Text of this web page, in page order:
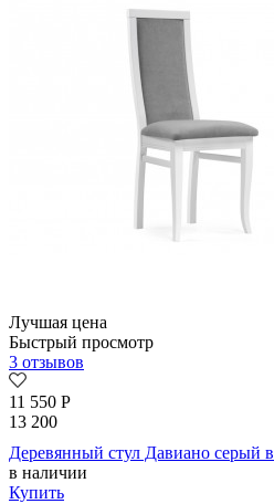
Лучшая цена
Быстрый просмотр
3 отзывов
11 550 Р
13 200
Деревянный стул Давиано серый
в наличии
Купить